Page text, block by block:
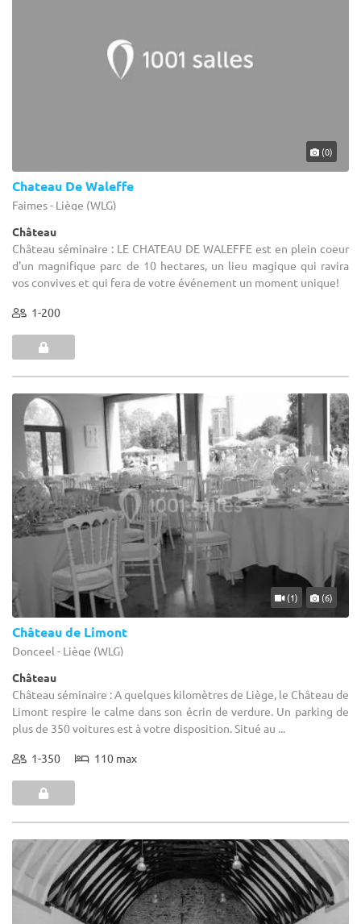
(0)
Chateau De Waleffe
Faimes - Liège (WLG)
Château
Château séminaire : LE CHATEAU DE WALEFFE est en plein coeur
d'un magnifique parc de 10 hectares, un lieu magique qui ravira
vos convives et qui fera de votre événement un moment unique!
1-200
(1) (6)
Château de Limont
Donceel - Liège (WLG)
Château
Château séminaire : A quelques kilomètres de Liège, le Château de
Limont respire le calme dans son écrin de verdure. Un parking de
plus de 350 voitures est à votre disposition. Situé au ...
1-350 110 max